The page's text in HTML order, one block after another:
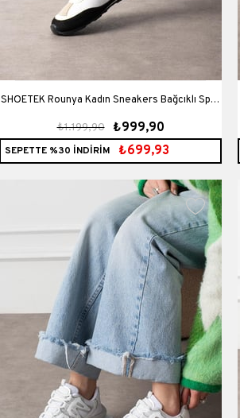
SHOETEK Rounya Kadın Sneakers Bağcıklı Spor
Ayakkabı Beyaz Deri
₺999,90
₺1.199,90
SEPETTE %30 İNDİRİM ₺699,93